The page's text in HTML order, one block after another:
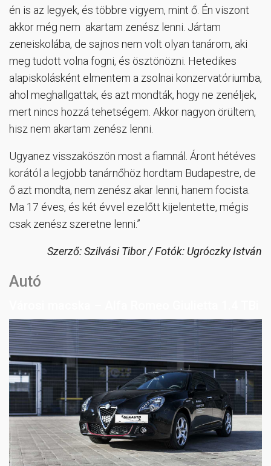
én is az legyek, és többre vigyem, mint ő. Én viszont
akkor még nem akartam zenész lenni. Jártam
zeneiskolába, de sajnos nem volt olyan tanárom, aki
meg tudott volna fogni, és ösztönözni. Hetedikes
alapiskolásként elmentem a zsolnai konzervatóriumba,
ahol meghallgattak, és azt mondták, hogy ne zenéljek,
mert nincs hozzá tehetségem. Akkor nagyon örültem,
hisz nem akartam zenész lenni.
Ugyanez visszaköszön most a fiamnál. Áront hétéves
korától a legjobb tanárnőhöz hordtam Budapestre, de
ő azt mondta, nem zenész akar lenni, hanem focista.
Ma 17 éves, és két évvel ezelőtt kijelentette, mégis
csak zenész szeretne lenni.”
Szerző: Szilvási Tibor / Fotók: Ugróczky István
Autó